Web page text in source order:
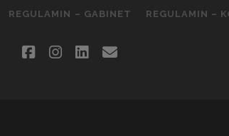
REGULAMIN – GABINET REGULAMIN –
facebookinstagram
linkedin
email